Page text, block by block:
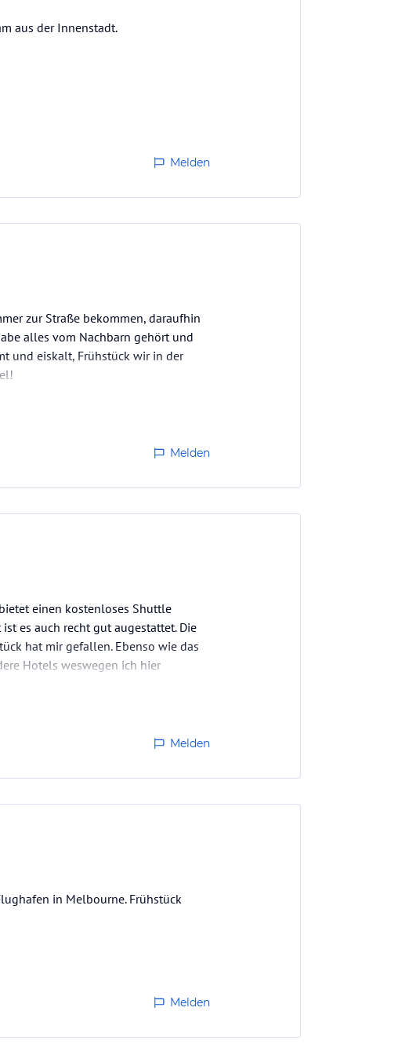
aus der Innenstadt.
Melden
zur Straße bekommen, daraufhin
alles vom Nachbarn gehört und
und eiskalt, Frühstück wir in der
Melden
einen kostenloses Shuttle
es auch recht gut augestattet. Die
hat mir gefallen. Ebenso wie das
Hotels weswegen ich hier
Melden
in Melbourne. Frühstück
Melden